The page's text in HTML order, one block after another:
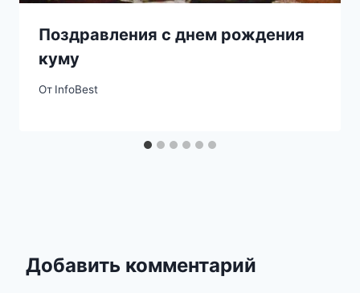
Поздравления с днем рождения
куму
От InfoBest
Добавить комментарий